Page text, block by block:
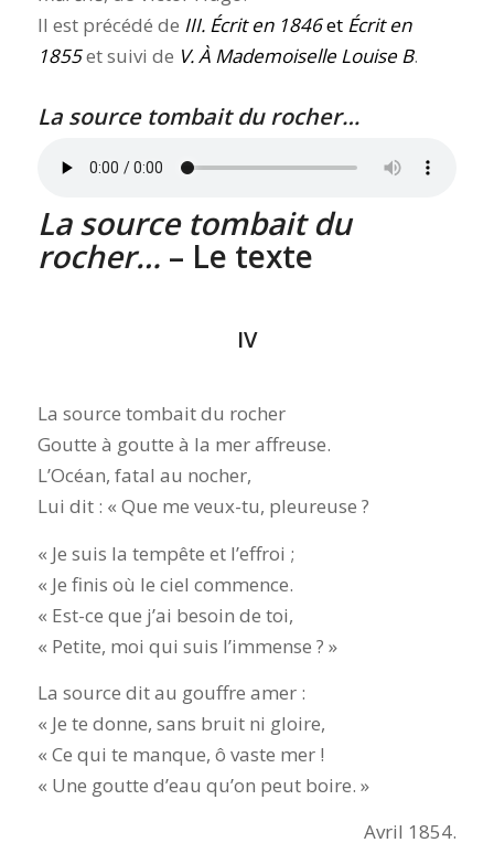
Il est précédé de III. Écrit en 1846et Écrit en
1855et suivi de V. À Mademoiselle Louise B.
La source tombait du rocher…
La source tombait du
rocher… – Le texte
IV
La source tombait du rocher
Goutte à goutte à la mer affreuse.
L’Océan, fatal au nocher,
Lui dit : « Que me veux-tu, pleureuse ?
« Je suis la tempête et l’effroi ;
« Je finis où le ciel commence.
« Est-ce que j’ai besoin de toi,
« Petite, moi qui suis l’immense ? »
La source dit au gouffre amer :
« Je te donne, sans bruit ni gloire,
« Ce qui te manque, ô vaste mer !
« Une goutte d’eau qu’on peut boire. »
Avril 1854.